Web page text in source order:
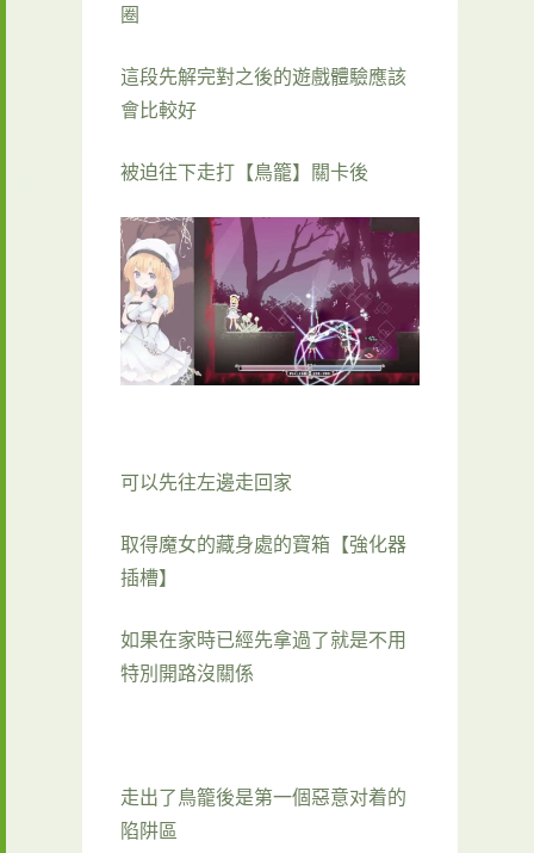
圈
這段先解完對之後的遊戲體驗應該
會比較好
被迫往下走打【鳥籠】關卡後
可以先往左邊走回家
取得魔女的藏身處的寶箱【強化器
插槽】
如果在家時已經先拿過了就是不用
特別開路沒關係
走出了鳥籠後是第一個惡意对着的
陷阱區